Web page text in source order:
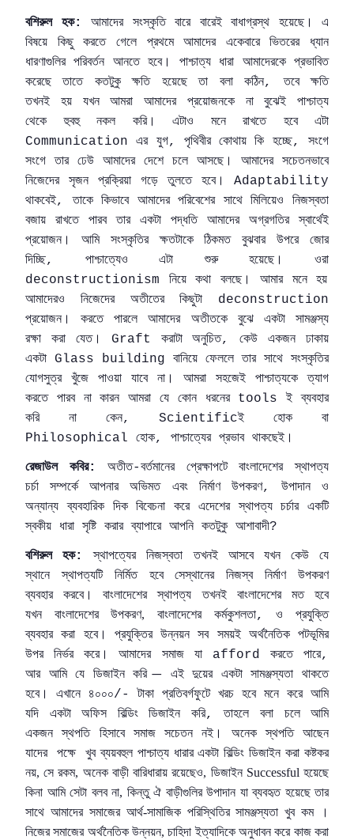
বশিরুল হক: আমাদের সংস্কৃতি বারে বারেই বাধাগ্রস্থ হয়েছে।
এ
বিষয়ে
কিছু করতে গেলে প্রথমে আমাদের একেবারে ভিতরের
ধ্যান
ধারণাগুলির
পরিবর্তন আনতে হবে। পাশ্চাত্য ধারা আমাদেরকে
প্রভাবিত
করেছে
তাতে কতটুকু ক্ষতি হয়েছে তা বলা কঠিন,তবে
ক্ষতি
তখনই
হয় যখন আমরা আমাদের প্রয়োজনকে না বুঝেই
পাশ্চাত্য
থেকে
হুবহু নকল করি। এটাও মনে রাখতে হবে এটা
Communicationএর যুগ, পৃথিবীর কোথায় কি হচ্ছে, সংগে
সংগে
তার ঢেউ আমাদের দেশে চলে আসছে। আমাদের
সচেতনভাবে
নিজেদের
সৃজন প্রক্রিয়া গড়ে তুলতে হবে। Adaptability
থাকবেই,তাকে কিভাবে আমাদের পরিবেশের সাথে মিলিয়েও
নিজস্বতা
বজায়
রাখতে পারব তার একটা পদ্ধতি আমাদের অগ্রগতির
স্বার্থেই
প্রয়োজন।
আমি সংস্কৃতির ক্ষতটাকে ঠিকমত বুঝবার উপরে
জোর
দিচ্ছি, পাশ্চাত্যেও এটা শুরু হয়েছে। ওরা
deconstructionism নিয়ে কথা বলছে। আমার মনে
হয়
আমাদেরও
নিজেদের অতীতের কিছুটা deconstruction
প্রয়োজন। করতে পারলে আমাদের অতীতকে বুঝে একটা
সামঞ্জস্য
রক্ষা
করা যেত। Graft করাটা অনুচিত,কেউ একজন
ঢাকায়
একটা Glass building বানিয়ে ফেললে তার সাথে সংস্কৃতির
যোগসুত্র
খুঁজে পাওয়া যাবে না। আমরা সহজেই পাশ্চাত্যকে
ত্যাগ
করতে
পারব না কারন আমরা যে কোন ধরনেরtoolsই
ব্যবহার
করি
না কেন, Scientificই হোক বা
Philosophical হোক, পাশ্চাত্যের প্রভাব থাকছেই।
রেজাউল কবির: অতীত-বর্তমানের প্রেক্ষাপটে বাংলাদেশের
স্থাপত্য
চর্চা
সম্পর্কে আপনার অভিমত এবং নির্মাণ উপকরণ, উপাদান
ও
অন্যান্য
ব্যবহারিক দিক বিবেচনা করে এদেশের স্থাপত্য চর্চার
একটি
স্বকীয়
ধারা সৃষ্টি করার ব্যাপারে আপনি কতটুকু আশাবাদী?
বশিরুল হক: স্থাপত্যের নিজস্বতা তখনই আসবে যখন কেউ
যে
স্থানে
স্থাপত্যটি নির্মিত হবে সেস্থানের নিজস্ব নির্মাণ
উপকরণ
ব্যবহার
করবে। বাংলাদেশের স্থাপত্য তখনই বাংলাদেশের মত
হবে
যখন
বাংলাদেশের উপকরণ, বাংলাদেশের কর্মকুশলতা,ও
প্রযুক্তি
ব্যবহার
করা হবে। প্রযুক্তির উন্নয়ন সব সময়ই অর্থনৈতিক
পটভূমির
উপর
নির্ভর করে। আমাদের সমাজ যাafford করতে পারে,
আর আমি যে ডিজাইন করি — এই দুয়ের একটা সামঞ্জস্যতা
থাকতে
হবে।
এখানে ৪০০০/-টাকা প্রতিবর্গফুটে খরচ হবে মনে করে আমি
যদি
একটা অফিস বিল্ডিং ডিজাইন করি,তাহলে বলা চলে
আমি
একজন
স্থপতি হিসাবে সমাজ সচেতন নই। অনেক স্থপতি
আছেন
যাদের
পক্ষে খুবব্যয়বহুল পাশ্চাত্য ধারার একটা বিল্ডিং ডিজাইন করা কষ্টকর
নয়, সে রকম, অনেক বাড়ী বারিধারায় রয়েছেও, ডিজাইন Successful হয়েছে
কিনা আমি সেটা বলব না, কিন্তু ঐ বাড়ীগুলির উপাদান যা ব্যবহৃত হয়েছে তার
সাথে আমাদের সমাজের আর্থ-সামাজিক পরিস্থিতির সামঞ্জস্যতা খুব কম ।
নিজের সমাজের অর্থনৈতিক উন্নয়ন, চাহিদা ইত্যাদিকে অনুধাবন করে কাজ করা